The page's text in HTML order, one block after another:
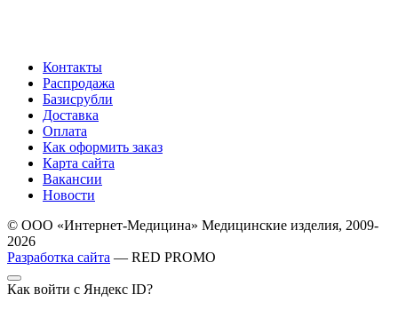
Контакты
Распродажа
Базисрубли
Доставка
Оплата
Как оформить заказ
Карта сайта
Вакансии
Новости
© ООО «Интернет-Медицина» Медицинские изделия, 2009-
2026
Разработка сайта — RED PROMO
Как войти с Яндекс ID?